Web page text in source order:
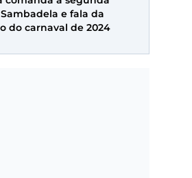
e fala da
do carnaval de 2024